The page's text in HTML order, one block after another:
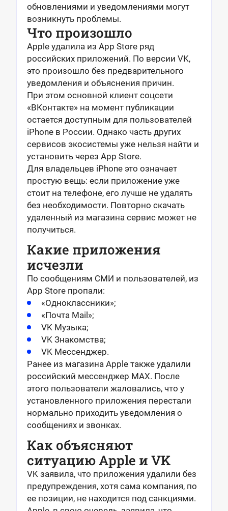
обновлениями и уведомлениями могут
возникнуть проблемы.
Что произошло
Apple удалила из App Store ряд
российских приложений. По версии VK,
это произошло без предварительного
уведомления и объяснения причин.
При этом основной клиент соцсети
«ВКонтакте» на момент публикации
остается доступным для пользователей
iPhone в России. Однако часть других
сервисов экосистемы уже нельзя найти и
установить через App Store.
Для владельцев iPhone это означает
простую вещь: если приложение уже
стоит на телефоне, его лучше не удалять
без необходимости. Повторно скачать
удаленный из магазина сервис может не
получиться.
Какие приложения
исчезли
По сообщениям СМИ и пользователей, из
App Store пропали:
«Одноклассники»;
«Почта Mail»;
VK Музыка;
VK Знакомства;
VK Мессенджер.
Ранее из магазина Apple также удалили
российский мессенджер MAX. После
этого пользователи жаловались, что у
установленного приложения перестали
нормально приходить уведомления о
сообщениях и звонках.
Как объясняют
ситуацию Apple и VK
VK заявила, что приложения удалили без
предупреждения, хотя сама компания, по
ее позиции, не находится под санкциями.